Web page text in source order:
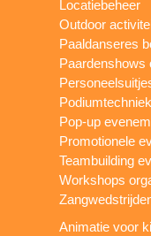
Locatiebeheer
Outdoor
Paaldanseres
Paardenshows
Pop-up
Promotionele
Teambuilding
Workshops
Animatie voor